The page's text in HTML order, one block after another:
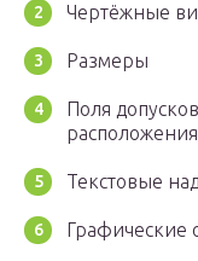
Чертёжные
Размеры
Поля
Текстовые
Графические